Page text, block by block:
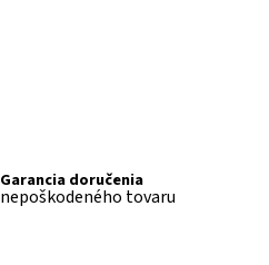
Garancia doručenia
nepoškodeného tovaru